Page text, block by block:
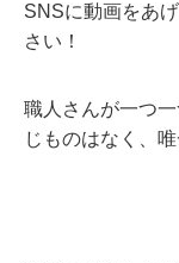
SNSに動画をあ
さい！
職人さんが一つ
じものはなく、